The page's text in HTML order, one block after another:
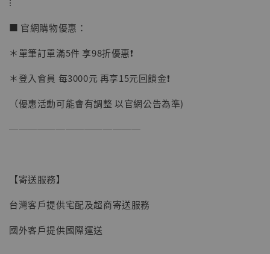
加購優惠【讓子彈飛 鵝城縣長 張麻子 [BK01]】
■ 官網購物優惠：
＊單筆訂單滿5件 享98折優惠❗️
＊登入會員 每3000元 再享15元回饋金❗️
（優惠活動可能會有調整 以官網公告為準)
──────────────
【寄送服務】
台灣客戶提供宅配及超商寄送服務
國外客戶提供國際運送